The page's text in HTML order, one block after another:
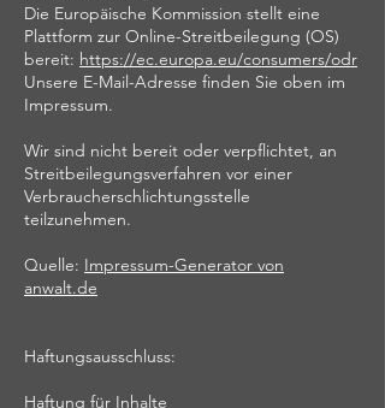
Die Europäische Kommission stellt eine
Plattform zur Online-Streitbeilegung (OS)
bereit: https://ec.europa.eu/consumers/odr
Unsere E-Mail-Adresse finden Sie oben im
Impressum.
Wir sind nicht bereit oder verpflichtet, an
Streitbeilegungsverfahren vor einer
Verbraucherschlichtungsstelle
teilzunehmen.
Quelle: Impressum-Generator von
anwalt.de
Haftungsausschluss:
Haftung für Inhalte